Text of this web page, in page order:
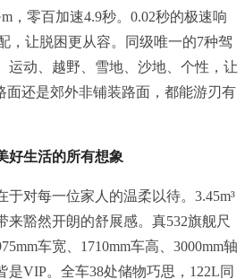
，零百加速4.9秒。0.02秒的极速响
，让脱困更从容。同级唯一的7种驾
动、越野、雪地、沙地、个性，让
面还是郊外非铺装路面，都能游刃有
好生活的所有想象
于对每一位家人的温柔以待。3.45m³
来豁然开朗的舒展感。真532旗舰尺
车宽、1710mm车高、3000mm轴
是VIP。全车38处储物巧思，122L同